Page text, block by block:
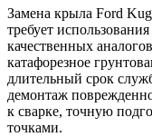
Замена крыла Ford
требует
качественных
катафорезное
длительный срок
демонтаж
к сварке, точную
точками.